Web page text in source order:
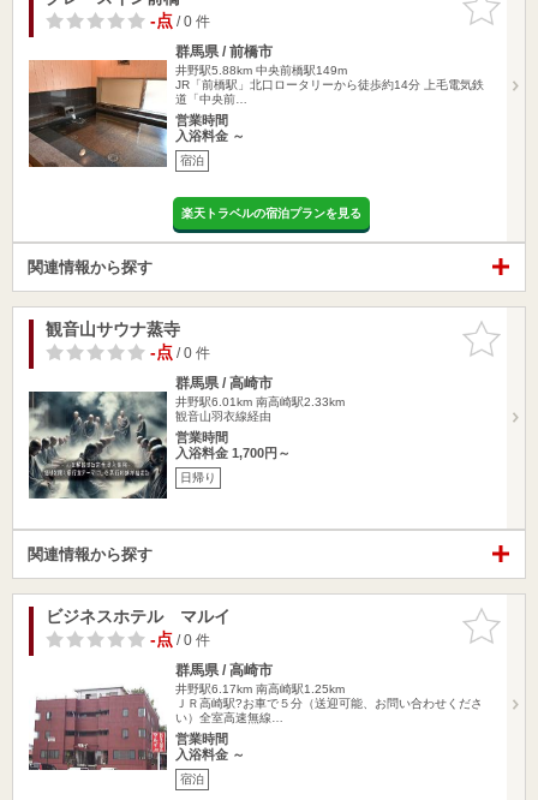
りに追加
-点/ 0 件
群馬県 / 前橋市
井野駅5.88km 中央前橋駅149m
JR「前橋駅」北口ロータリーから徒歩約14分 上毛電気鉄
道「中央前…
営業時間
入浴料金 ～
宿泊
楽天トラベルの宿泊プランを見る
関連情報から探す
お気に入
りに追加
観音山サウナ蒸寺
-点/ 0 件
群馬県 / 高崎市
井野駅6.01km 南高崎駅2.33km
観音山羽衣線経由
営業時間
入浴料金 1,700円～
日帰り
関連情報から探す
お気に入
りに追加
ビジネスホテル マルイ
-点/ 0 件
群馬県 / 高崎市
井野駅6.17km 南高崎駅1.25km
ＪＲ高崎駅?お車で５分（送迎可能、お問い合わせくださ
い）全室高速無線…
営業時間
入浴料金 ～
宿泊